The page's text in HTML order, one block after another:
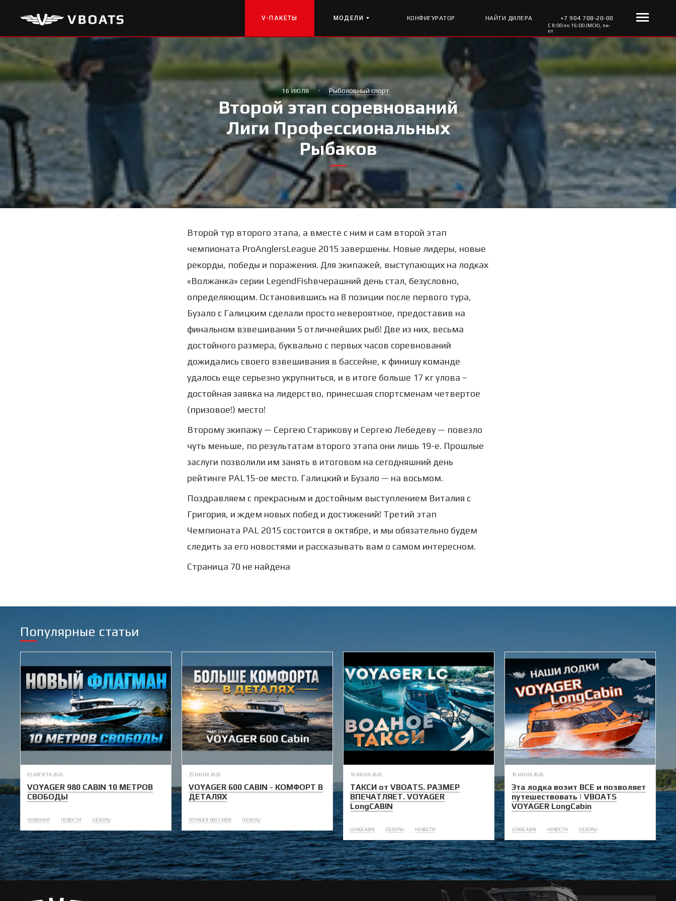
V-ПАКЕТЫ МОДЕЛИ КОНФИГУРАТОР НАЙТИ ДИЛЕРА +7 904 708-20-00
С 8:00 по 16:00 (МСК), пн-
пт
16 ИЮЛЯ · Рыболовный спорт
Второй этап соревнований
Лиги Профессиональных
Рыбаков
Второй тур второго этапа, а вместе с ним и сам второй этап
чемпионата ProAnglersLeague 2015 завершены. Новые лидеры, новые
рекорды, победы и поражения. Для экипажей, выступающих на лодках
«Волжанка» серии LegendFishвчерашний день стал, безусловно,
определяющим. Остановившись на 8 позиции после первого тура,
Бузало с Галицким сделали просто невероятное, предоставив на
финальном взвешивании 5 отличнейших рыб! Две из них, весьма
достойного размера, буквально с первых часов соревнований
дожидались своего взвешивания в бассейне, к финишу команде
удалось еще серьезно укрупниться, и в итоге больше 17 кг улова –
достойная заявка на лидерство, принесшая спортсменам четвертое
(призовое!) место!
Второму экипажу — Сергею Старикову и Сергею Лебедеву — повезло
чуть меньше, по результатам второго этапа они лишь 19-е. Прошлые
заслуги позволили им занять в итоговом на сегодняшний день
рейтинге PAL15-ое место. Галицкий и Бузало — на восьмом.
Поздравляем с прекрасным и достойным выступлением Виталия с
Григория, и ждем новых побед и достижений! Третий этап
Чемпионата PAL 2015 состоится в октябре, и мы обязательно будем
следить за его новостями и рассказывать вам о самом интересном.
Страница 70 не найдена
Популярные статьи
05 АВГУСТА 2026
VOYAGER 980 CABIN 10 МЕТРОВ
СВОБОДЫ
НОВИНКИ НОВОСТИ ОБЗОРЫ
25 ИЮНЯ 2026
VOYAGER 600 CABIN - КОМФОРТ В
ДЕТАЛЯХ
VOYAGER 600 CABIN ОБЗОРЫ
10 ИЮНЯ 2026
ТАКСИ от VBOATS. РАЗМЕР
ВПЕЧАТЛЯЕТ. VOYAGER
LongCABIN
LONGCABIN ОБЗОРЫ НОВОСТИ
10 ИЮНЯ 2026
Эта лодка возит ВСЕ и позволяет
путешествовать | VBOATS
VOYAGER LongCabin
LONGCABIN НОВОСТИ ОБЗОРЫ